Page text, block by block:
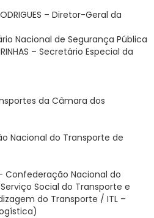
– Diretor-Geral da
Nacional de Segurança Pública
– Secretário Especial da
da Câmara dos
Nacional do Transporte de
Confederação Nacional do
Serviço Social do Transporte e
do Transporte / ITL –